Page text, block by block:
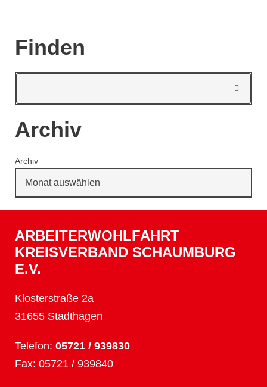
Finden
Archiv
Archiv
ARBEITERWOHLFAHRT
KREISVERBAND SCHAUMBURG
E.V.
Klosterstraße 2a
31655 Stadthagen
Telefon: 05721 / 939830
Fax: 05721 / 939840